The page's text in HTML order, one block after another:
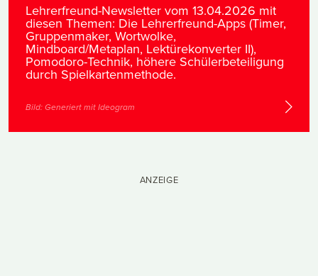
Bild: Generiert mit Ideogram
Lehrerfreund-Newsletter vom 13.04.2026 mit
diesen Themen: Die Lehrerfreund-Apps (Timer,
Gruppenmaker, Wortwolke,
Mindboard/Metaplan, Lektürekonverter II),
Pomodoro-Technik, höhere Schülerbeteiligung
durch Spielkartenmethode.
ANZEIGE